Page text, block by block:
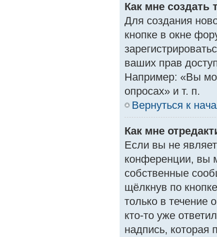
Как мне создать
Для создания
кнопке в окне
ваших прав
Например: «Вы
опросах» и т. п.
Вернуться к
Как мне
Если вы не
конференции, вы
собственные
щёлкнув по
только в течение
кто-то уже
надпись, которая